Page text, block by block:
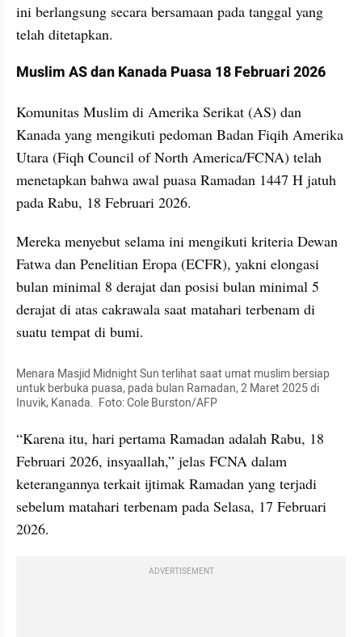
ini berlangsung secara bersamaan pada tanggal yang
telah ditetapkan.
Muslim AS dan Kanada Puasa 18 Februari 2026
Komunitas Muslim di Amerika Serikat (AS) dan
Kanada yang mengikuti pedoman Badan Fiqih Amerika
Utara (Fiqh Council of North America/FCNA) telah
menetapkan bahwa awal puasa Ramadan 1447 H jatuh
pada Rabu, 18 Februari 2026.
Mereka menyebut selama ini mengikuti kriteria Dewan
Fatwa dan Penelitian Eropa (ECFR), yakni elongasi
bulan minimal 8 derajat dan posisi bulan minimal 5
derajat di atas cakrawala saat matahari terbenam di
suatu tempat di bumi.
Menara Masjid Midnight Sun terlihat saat umat muslim bersiap
untuk berbuka puasa, pada bulan Ramadan, 2 Maret 2025 di
Inuvik, Kanada.  Foto: Cole Burston/AFP
“Karena itu, hari pertama Ramadan adalah Rabu, 18
Februari 2026, insyaallah,” jelas FCNA dalam
keterangannya terkait ijtimak Ramadan yang terjadi
sebelum matahari terbenam pada Selasa, 17 Februari
2026.
ADVERTISEMENT